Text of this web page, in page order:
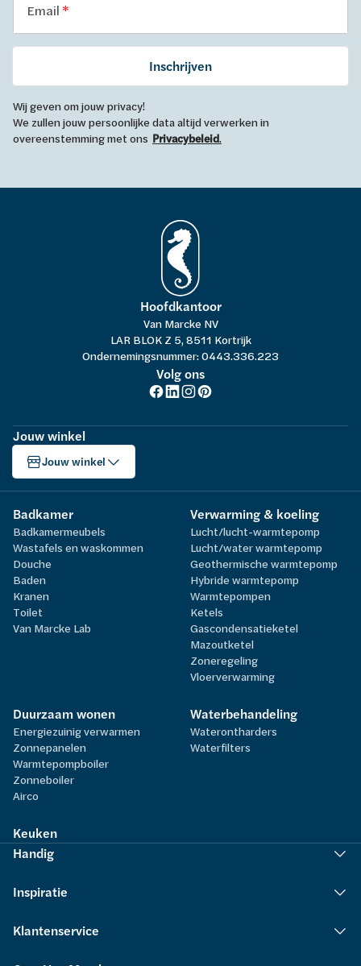
Email
Inschrijven
Wij geven om jouw privacy!
We zullen jouw persoonlijke data altijd verwerken in
overeenstemming met ons Privacybeleid.
Hoofdkantoor
Van Marcke NV
LAR BLOK Z 5, 8511 Kortrijk
Ondernemingsnummer: 0443.336.223
Volg ons
Jouw winkel
Jouw winkel
Badkamer
Badkamermeubels
Wastafels en waskommen
Douche
Baden
Kranen
Toilet
Van Marcke Lab
Verwarming & koeling
Lucht/lucht-warmtepomp
Lucht/water warmtepomp
Geothermische warmtepomp
Hybride warmtepomp
Warmtepompen
Ketels
Gascondensatieketel
Mazoutketel
Zoneregeling
Vloerverwarming
Duurzaam wonen
Energiezuinig verwarmen
Zonnepanelen
Warmtepompboiler
Zonneboiler
Airco
Waterbehandeling
Waterontharders
Waterfilters
Keuken
Handig
Inspiratie
Klantenservice